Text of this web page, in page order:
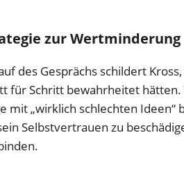
zur Wertminderung
des Gesprächs schildert
für Schritt bewahrheitet
mit „wirklich schlechten Ideen“
Selbstvertrauen zu